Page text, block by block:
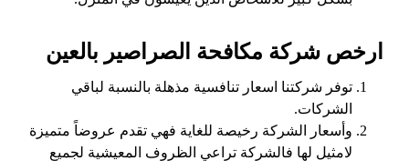
ارخص شركة مكافحة الصراصير بالعين
توفر شركتنا اسعار تنافسية مذهلة بالنسبة لباقي
الشركات.
وأسعار الشركة رخيصة للغاية فهي تقدم عروضاً متميزة
لامثيل لها فالشركة تراعي الظروف المعيشية لجميع